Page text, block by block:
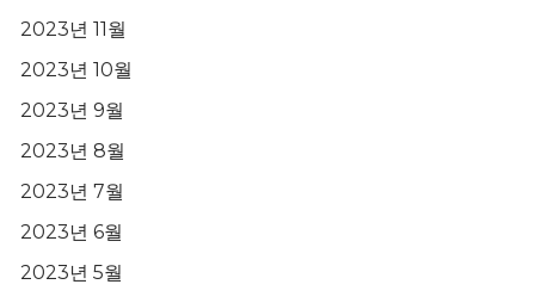
2023년 11월
2023년 10월
2023년 9월
2023년 8월
2023년 7월
2023년 6월
2023년 5월